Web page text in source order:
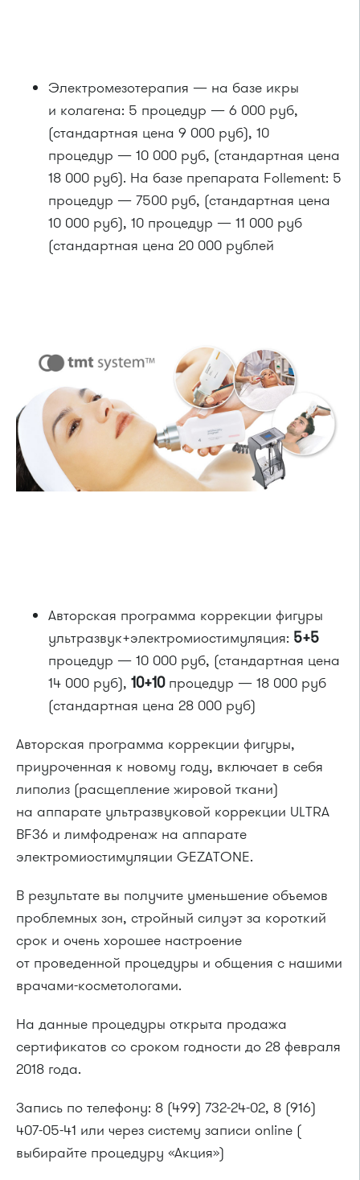
Электромезотерапия — на базе икры
и колагена: 5 процедур — 6 000 руб,
(стандартная цена 9 000 руб), 10
процедур — 10 000 руб, (стандартная цена
18 000 руб). На базе препарата Follement: 5
процедур — 7500 руб, (стандартная цена
10 000 руб), 10 процедур — 11 000 руб
(стандартная цена 20 000 рублей
Авторская программа коррекции фигуры
ультразвук+электромиостимуляция: 5+5
процедур — 10 000 руб, (стандартная цена
14 000 руб), 10+10процедур — 18 000 руб
(стандартная цена 28 000 руб)
Авторская программа коррекции фигуры,
приуроченная к новому году, включает в себя
липолиз (расщепление жировой ткани)
на аппарате ультразвуковой коррекции ULTRA
BF36 и лимфодренаж на аппарате
электромиостимуляции GEZATONE.
В результате вы получите уменьшение объемов
проблемных зон, стройный силуэт за короткий
срок и очень хорошее настроение
от проведенной процедуры и общения с нашими
врачами-косметологами.
На данные процедуры открыта продажа
сертификатов со сроком годности до 28 февраля
2018 года.
Запись по телефону: 8 (499) 732-24-02, 8 (916)
407-05-41 или через систему записи online (
выбирайте процедуру «Акция»)